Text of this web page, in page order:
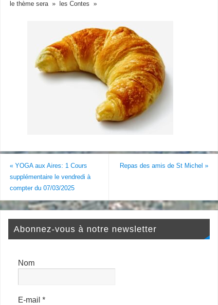
le thème sera » les Contes »
«YOGA aux Aires: 1 Cours
supplémentaire le vendredi à
compter du 07/03/2025
Repas des amis de St Michel»
Abonnez-vous à notre newsletter
Nom
E-mail*